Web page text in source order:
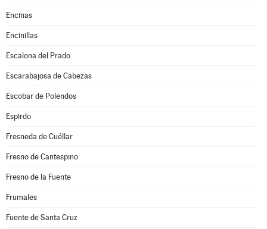
Encinas
Encinillas
Escalona del Prado
Escarabajosa de Cabezas
Escobar de Polendos
Espirdo
Fresneda de Cuéllar
Fresno de Cantespino
Fresno de la Fuente
Frumales
Fuente de Santa Cruz